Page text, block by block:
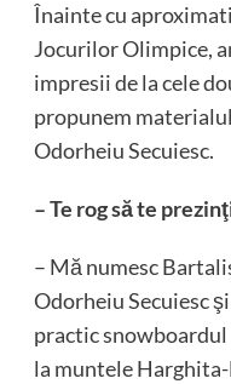
Înainte cu
Jocurilor Olimpice,
impresii de la cele
propunem
Odorheiu Secuiesc.
– Te rog să te
– Mă numesc
Odorheiu Secuiesc
practic snowboardul
la muntele